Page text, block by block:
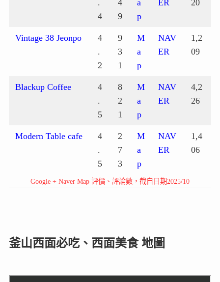
.
4
4
9
a
p
ER 20
Vintage 38 Jeonpo
4
.
2
9
3
1
M
a
p
NAV
ER
1,2
09
Blackup Coffee
4
.
5
8
2
1
M
a
p
NAV
ER
4,2
26
Modern Table cafe
4
.
5
2
7
3
M
a
p
NAV
ER
1,4
06
Google + Naver Map 評價、評論數，截自日期2025/10
釜山西面必吃、西面美食 地圖